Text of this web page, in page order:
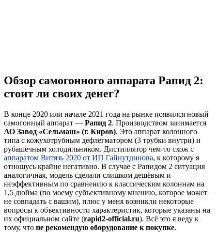
Обзор самогонного аппарата Рапид 2:
стоит ли своих денег?
В конце 2020 или начале 2021 года на рынке появился новый
самогонный аппарат — Рапид 2. Производством занимается
АО Завод «Сельмаш» (г. Киров). Это аппарат колонного
типа с кожухотрубным дефлегматором (3 трубки внутри) и
рубашечным холодильником. Дистиллятор чем-то схож с
аппаратом Витязь 2020 от ИП Гайнутдинова, к которому я
отношусь крайне негативно. В случае с Рапидом 2 ситуация
аналогичная, модель сделали слишком дешёвым и
неэффективным по сравнению к классическим колоннам на
1,5 дюйма (по моему субъективному мнению, которое может
не совпадать с вашим), плюс у меня возникли некоторые
вопросы к объективности характеристик, которые указаны на
их официальном сайте (rapid2-official.ru). Всё это я веду к
тому, что не рекомендую оборудование к покупке.